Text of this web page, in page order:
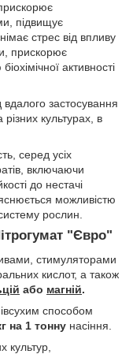
підвищує
стрес від впливу
прискорює
активності
застосування
культурах, в
серед усіх
включаючи
до нестачі
можливістю
рослин.
"Євро"
стимуляторами
кислот, а також
або магній.
способом
на 1 тонну насіння.
культур,